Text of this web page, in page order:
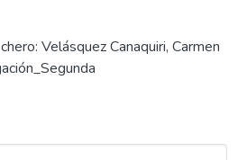
Velásquez Canaquiri, Carmen